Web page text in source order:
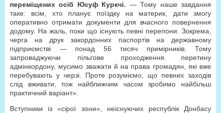
переміщених осіб Юсуф Куркчі. — Тому наше завдання
таке: всім, хто планує поїздку на материк, дати змогу
оперативно отримати документи для вчасного повернення
додому. На жаль, поки що існують певні перепони. Зокрема,
черга на друк закордонних паспортів на державному
підприємстві — понад 56 тисяч примірників. Тому
запроваджуючи пільгове проходження перетину
адмінкордону, мусимо зважати й на права громадян, які вже
перебувають у черзі. Проте розуміємо, що певних заходів
слід вживати, тож найближчим часом зробимо найбільш
практичний варіант».
Вступники із «сірої зони», неіснуючих республік Донбасу